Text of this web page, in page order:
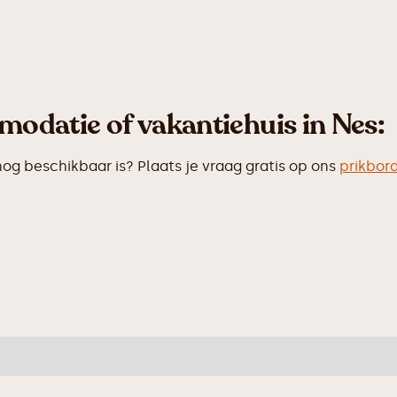
of vakantiehuis in Nes:
beschikbaar is? Plaats je vraag gratis op ons